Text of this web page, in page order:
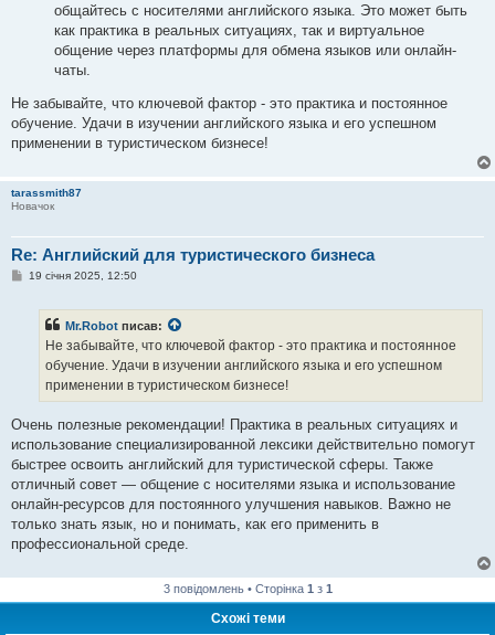
общайтесь с носителями английского языка. Это может быть
как практика в реальных ситуациях, так и виртуальное
общение через платформы для обмена языков или онлайн-
чаты.
Не забывайте, что ключевой фактор - это практика и постоянное
обучение. Удачи в изучении английского языка и его успешном
применении в туристическом бизнесе!
tarassmith87
Новачок
Re: Английский для туристического бизнеса
П
я
19 січня 2025, 12:50
Mr.Robot писав:
Не забывайте, что ключевой фактор - это практика и постоянное
обучение. Удачи в изучении английского языка и его успешном
применении в туристическом бизнесе!
Очень полезные рекомендации! Практика в реальных ситуациях и
использование специализированной лексики действительно помогут
быстрее освоить английский для туристической сферы. Также
отличный совет — общение с носителями языка и использование
онлайн-ресурсов для постоянного улучшения навыков. Важно не
только знать язык, но и понимать, как его применить в
профессиональной среде.
3 повідомлень • Сторінка 1 з 1
Схожі теми